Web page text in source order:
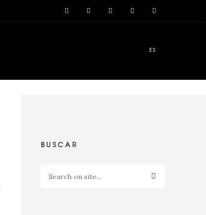
ES
BUSCAR